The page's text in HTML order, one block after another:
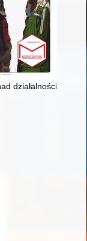
działalnością
ludność i